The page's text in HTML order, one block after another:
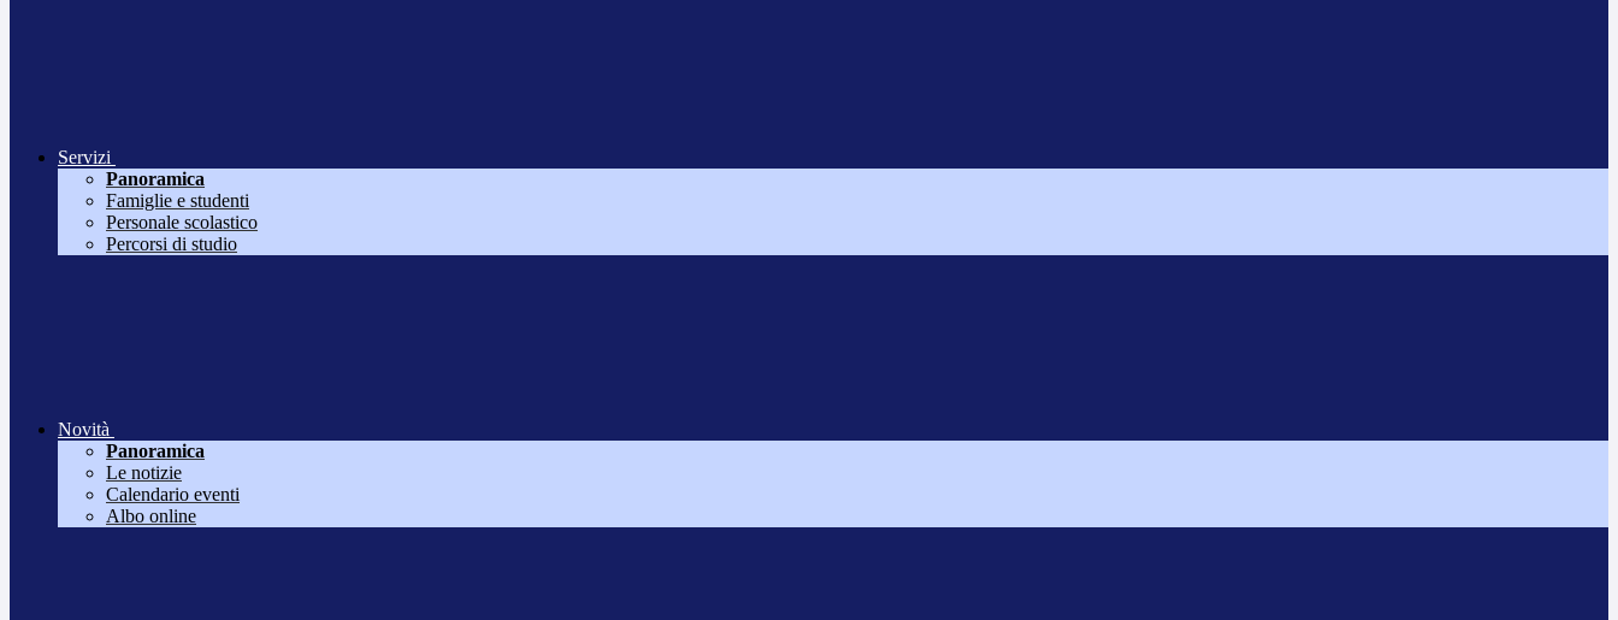
Servizi
Panoramica
Famiglie e studenti
Personale scolastico
Percorsi di studio
Novità
Panoramica
Le notizie
Calendario eventi
Albo online